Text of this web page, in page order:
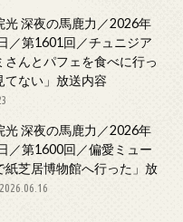
光 深夜の馬鹿力／2026年
／第1601回／チュニジア
さんとパフェを食べに行っ
てない」放送内容
光 深夜の馬鹿力／2026年
／第1600回／偏愛ミュー
紙芝居博物館へ行った」放
2026.06.16